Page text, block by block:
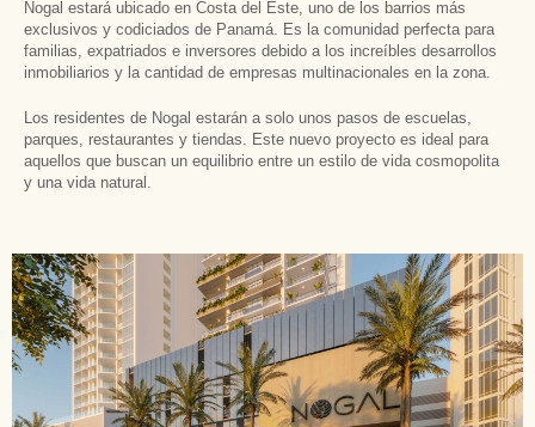
Nogal estará ubicado en Costa del Este, uno de los barrios más
exclusivos y codiciados de Panamá. Es la comunidad perfecta para
familias, expatriados e inversores debido a los increíbles desarrollos
inmobiliarios y la cantidad de empresas multinacionales en la zona.
Los residentes de Nogal estarán a solo unos pasos de escuelas,
parques, restaurantes y tiendas. Este nuevo proyecto es ideal para
aquellos que buscan un equilibrio entre un estilo de vida cosmopolita
y una vida natural.